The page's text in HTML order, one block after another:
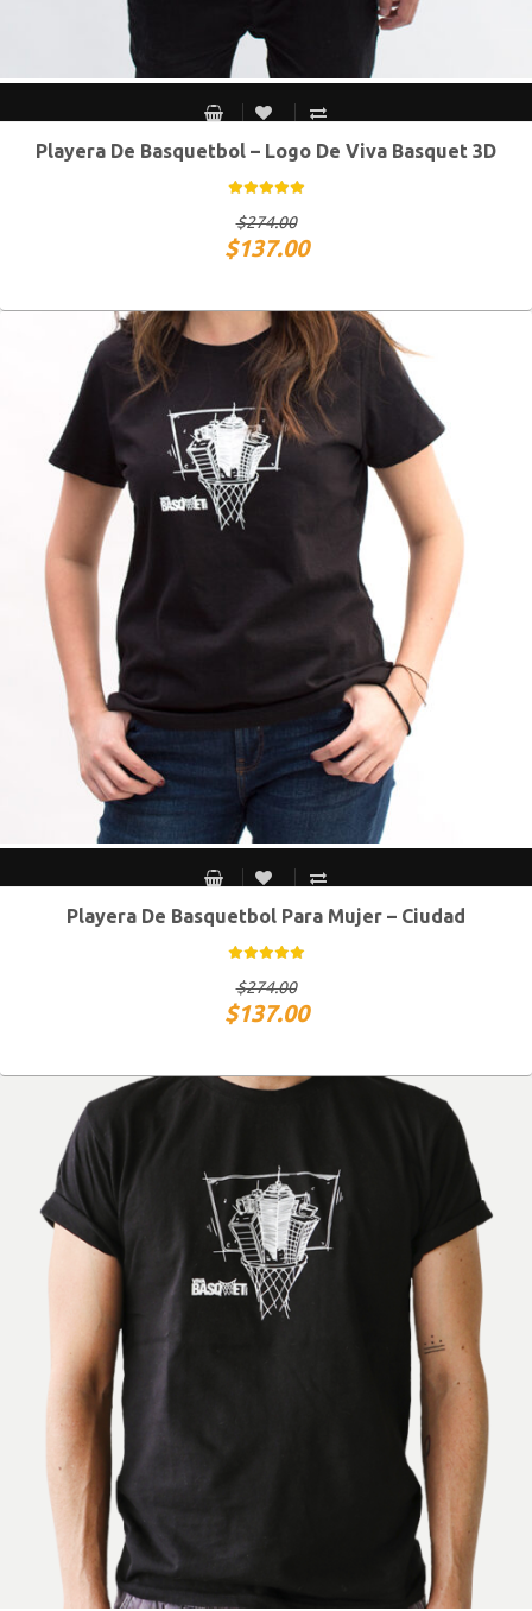
CH M G XG
Playera De Basquetbol – Logo De Viva Basquet 3D
$274.00
$137.00
CH M G XG
Playera De Basquetbol Para Mujer – Ciudad
$274.00
$137.00